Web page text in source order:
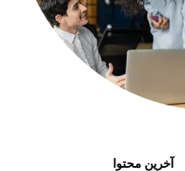
آخرین محتوا